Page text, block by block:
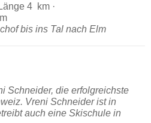
4 km ·
bis ins Tal nach Elm
Schneider, die erfolgreichste
Vreni Schneider ist in
auch eine Skischule in